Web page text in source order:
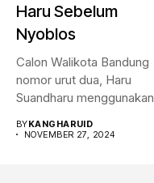
Haru Sebelum
Nyoblos
Calon Walikota Bandung
nomor urut dua, Haru
Suandharu menggunakan
BYKANGHARUID
NOVEMBER 27, 2024